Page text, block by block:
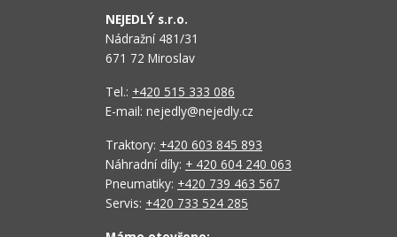
NEJEDLÝ s.r.o.
Nádražní 481/31
671 72 Miroslav
Tel.: +420 515 333 086
E-mail: nejedly@nejedly.cz
Traktory: +420 603 845 893
Náhradní díly: + 420 604 240 063
Pneumatiky: +420 739 463 567
Servis: +420 733 524 285